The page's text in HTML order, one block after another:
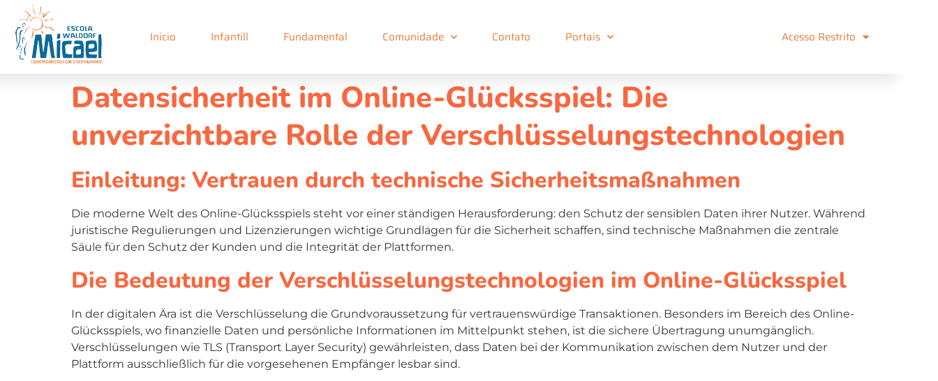
Inicio Infantill Fundamental Comunidade Contato Portais Acesso Restrito
Datensicherheit im Online-Glücksspiel: Die
unverzichtbare Rolle der Verschlüsselungstechnologien
Einleitung: Vertrauen durch technische Sicherheitsmaßnahmen
Die moderne Welt des Online-Glücksspiels steht vor einer ständigen Herausforderung: den Schutz der sensiblen Daten ihrer Nutzer. Während
juristische Regulierungen und Lizenzierungen wichtige Grundlagen für die Sicherheit schaffen, sind technische Maßnahmen die zentrale
Säule für den Schutz der Kunden und die Integrität der Plattformen.
Die Bedeutung der Verschlüsselungstechnologien im Online-Glücksspiel
In der digitalen Ära ist die Verschlüsselung die Grundvoraussetzung für vertrauenswürdige Transaktionen. Besonders im Bereich des Online-
Glücksspiels, wo finanzielle Daten und persönliche Informationen im Mittelpunkt stehen, ist die sichere Übertragung unumgänglich.
Verschlüsselungen wie TLS (Transport Layer Security) gewährleisten, dass Daten bei der Kommunikation zwischen dem Nutzer und der
Plattform ausschließlich für die vorgesehenen Empfänger lesbar sind.